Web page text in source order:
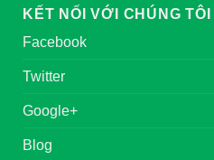
KẾT NỐI VỚI CHÚNG TÔI
Facebook
Twitter
Google+
Blog